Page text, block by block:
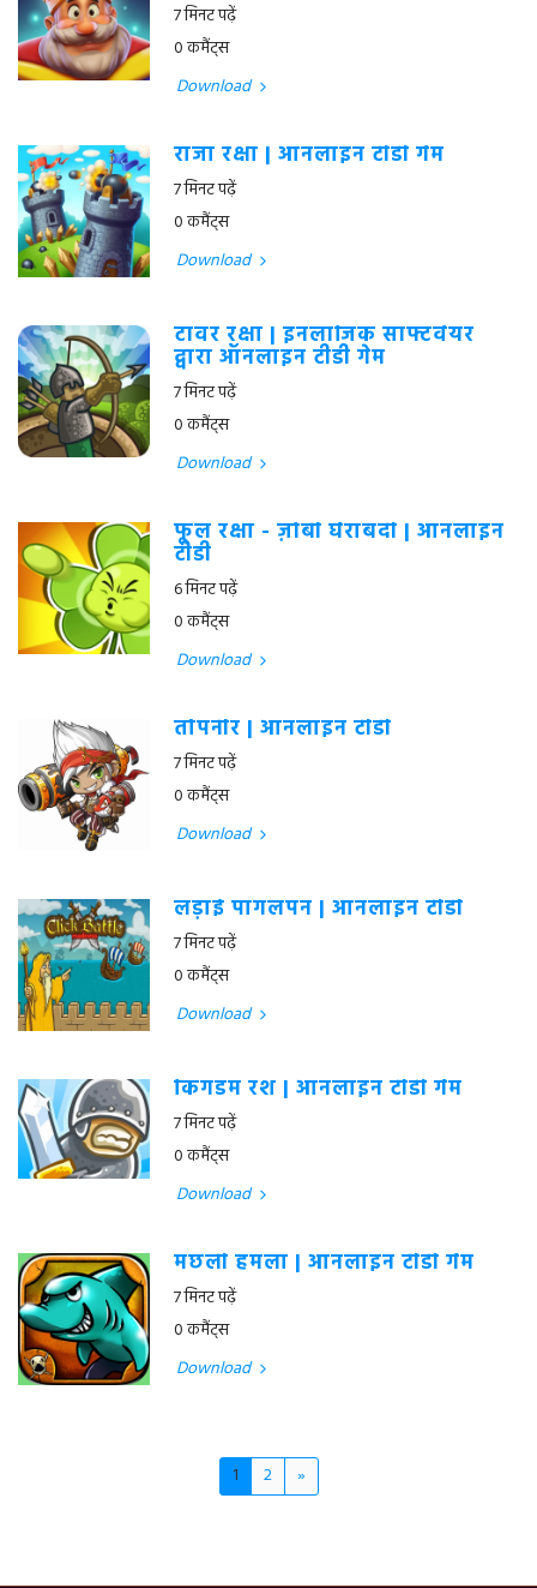
7 मिनट पढ़ें
0 कमैंट्स
Download
राजा रक्षा | ऑनलाइन टीडी गेम
7 मिनट पढ़ें
0 कमैंट्स
Download
टॉवर रक्षा | इनलॉजिक सॉफ्टवेयर
द्वारा ऑनलाइन टीडी गेम
7 मिनट पढ़ें
0 कमैंट्स
Download
फूल रक्षा - ज़ोंबी घेराबंदी | ऑनलाइन
टीडी
6 मिनट पढ़ें
0 कमैंट्स
Download
तोपनीर | ऑनलाइन टीडी
7 मिनट पढ़ें
0 कमैंट्स
Download
लड़ाई पागलपन | ऑनलाइन टीडी
7 मिनट पढ़ें
0 कमैंट्स
Download
किंगडम रश | ऑनलाइन टीडी गेम
7 मिनट पढ़ें
0 कमैंट्स
Download
मछली हमला | ऑनलाइन टीडी गेम
7 मिनट पढ़ें
0 कमैंट्स
Download
1 2 »